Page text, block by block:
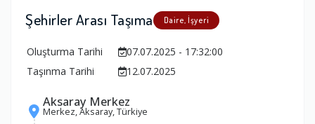
Şehirler Arası Taşıma Daire, İşyeri
Oluşturma Tarihi
07.07.2025 - 17:32:00
Taşınma Tarihi
12.07.2025
Aksaray Merkez
Merkez, Aksaray, Türkiye